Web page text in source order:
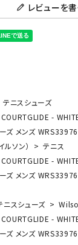
レビューを書
テニスシューズ
-
ズ メンズ
ソン）
テニス
-
ズ メンズ
ニスシューズ
-
ズ メンズ